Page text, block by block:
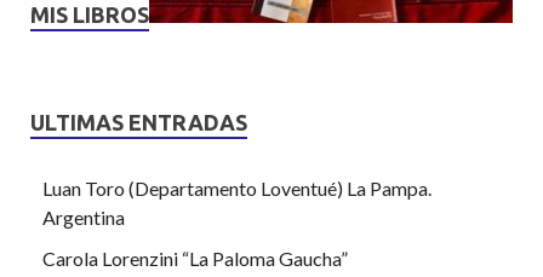
MIS LIBROS
ULTIMAS ENTRADAS
Luan Toro (Departamento Loventué) La Pampa.
Argentina
Carola Lorenzini “La Paloma Gaucha”